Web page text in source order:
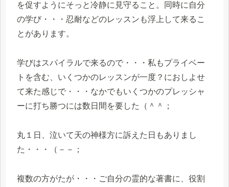
を促すようにそっと冷静に見守ること。同時に自分
の学び・・・忍耐などのレッスンも浮上して来るこ
とがあります。
学びはスパイラルで来るので・・・私もプライベー
トを含む、いくつかのレッスンが一度？におしよせ
て来た感じで・・・なかでもいくつかのプレッシャ
ーに打ち勝つには数日間を要した（＾＾；
丸１日、泣いて天の神様方に訴えた日もありまし
た・・・（－－；
複数の方がたが・・・ご自分の霊的な著書に、役割